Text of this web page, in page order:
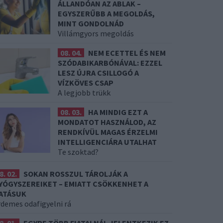
ÁLLANDÓAN AZ ABLAK –
EGYSZERŰBB A MEGOLDÁS,
MINT GONDOLNÁD
Villámgyors megoldás
08. 04.
NEM ECETTEL ÉS NEM
SZÓDABIKARBÓNÁVAL: EZZEL
LESZ ÚJRA CSILLOGÓ A
VÍZKÖVES CSAP
A legjobb trükk
08. 03.
HA MINDIG EZT A
MONDATOT HASZNÁLOD, AZ
RENDKÍVÜL MAGAS ÉRZELMI
INTELLIGENCIÁRA UTALHAT
Te szoktad?
02.
SOKAN ROSSZUL TÁROLJÁK A
– EMIATT CSÖKKENHET A
odafigyelni rá